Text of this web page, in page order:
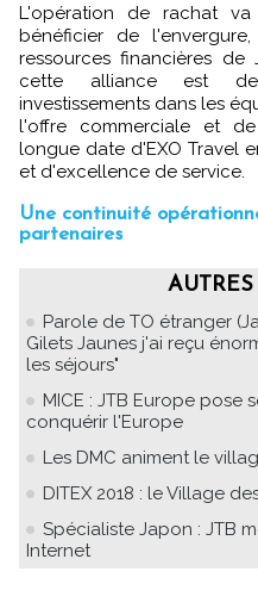
L'opération de rachat
bénéficier de
ressources financières de
cette alliance est
investissements dans les
l'offre commerciale et
longue date d'EXO Travel
et d'excellence de service.
Une continuité
partenaires
Parole de TO étranger
Gilets Jaunes j'ai reçu
les séjours"
MICE : JTB Europe pose
conquérir l'Europe
Les DMC animent le
DITEX 2018 : le Village
Spécialiste Japon : JTB
Internet